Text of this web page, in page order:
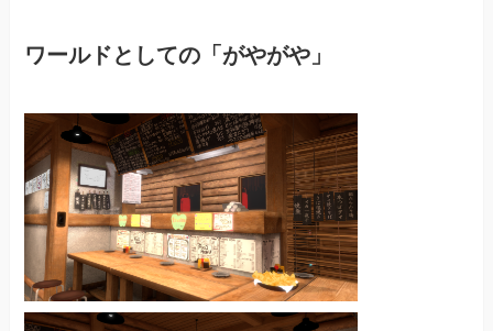
ワールドとしての「がやがや」